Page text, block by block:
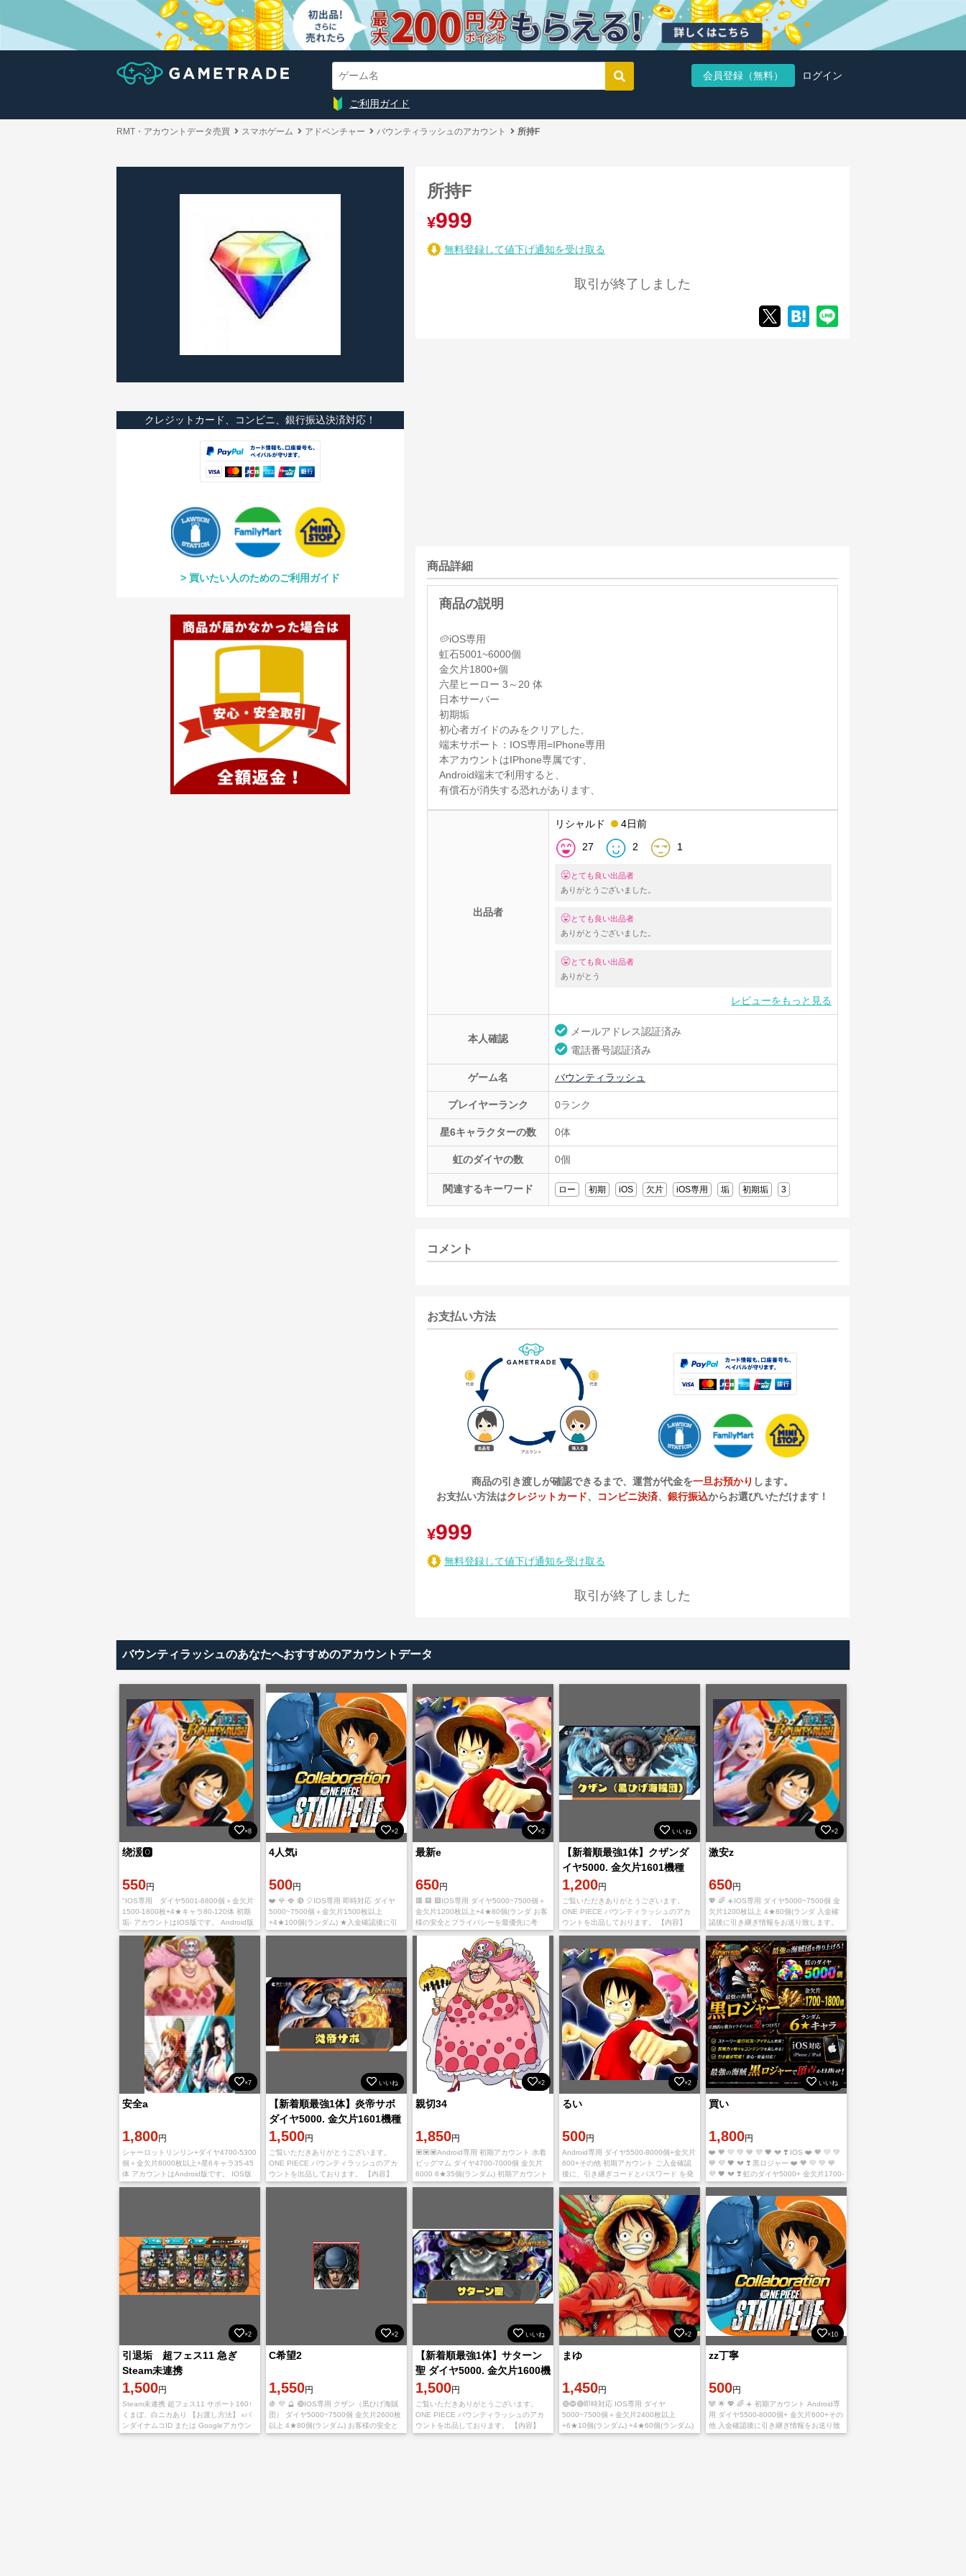
会員登録（無料） ログイン
ご利用ガイド
RMT・アカウントデータ売買 スマホゲーム アドベンチャー バウンティラッシュのアカウント 所持F
クレジットカード、コンビニ、銀行振込決済対応！
買いたい人のためのご利用ガイド
所持F
¥999
無料登録して値下げ通知を受け取る
取引が終了しました
商品詳細
🥔iOS専用
虹石5001~6000個
金欠片1800+個
六星ヒーロー 3～20 体
日本サーバー
初期垢
初心者ガイドのみをクリアした、
端末サポート：IOS専用=IPhone専用
本アカウントはIPhone専属です、
Android端末で利用すると、
有償石が消失する恐れがあります、
出品者
リシャルド 4日前
27 2 1
とても良い出品者
ありがとうございました。
とても良い出品者
ありがとうございました。
とても良い出品者
ありがとう
レビューをもっと見る
本人確認
メールアドレス認証済み
電話番号認証済み
ゲーム名 バウンティラッシュ
プレイヤーランク 0ランク
星6キャラクターの数 0体
虹のダイヤの数 0個
関連するキーワード ロー 初期 iOS 欠片 iOS専用 垢 初期垢 3
コメント
お支払い方法
商品の引き渡しが確認できるまで、運営が代金を一旦お預かり します。
お支払い方法はクレジットカード、 コンビニ決済、 銀行振込からお選びいただけます！
¥999
無料登録して値下げ通知を受け取る
取引が終了しました
バウンティラッシュのあなたへおすすめのアカウントデータ
×8
绕湲🅾️
550円
"IOS専用 ダイヤ5001-6800個＋金欠片
1500-1800枚+4★キャラ80-120体 初期
垢- アカウントはIOS版です。 Android版
でのご利用の場合、石が引き継ぎ時に消
滅します。ゲーム
×2
4人気i
500円
❤️ 🌹 🍓 🔴 🎈IOS専用 即時対応 ダイヤ
5000~7500個＋金欠片1500枚以上
+4★100個(ランダム) ★入金確認後に引
き継ぎ情報をお送り致します。 ご利用、
×2
最新e
650円
🟥 🟦 🟪IOS専用 ダイヤ5000~7500個＋
金欠片1200枚以上+4★80個(ランダ お客
様の安全とプライバシーを最優先に考
え、厳重なセキュリティ対策を実施しま
す。 お客様の信頼と安心を大切にし、
いいね
【新着順最強1体】クザンダ
イヤ5000. 金欠片1601機種
IOS
1,200円
ご覧いただきありがとうございます。
ONE PIECE バウンティラッシュのアカ
ウントを出品しております。 【内容】
IOS初期垢 クザン ダイヤ5000~6500個
×2
激安z
650円
💖 🌈 ☀️IOS専用 ダイヤ5000~7500個 金
欠片1200枚以上 4★80個(ランダ 入金確
認後に引き継ぎ情報をお送り致します。
ご利用、心よりお待ちしております。 多
少誤差がありますので予めご
×7
安全a
1,800円
シャーロットリンリン+ダイヤ4700-5300
個＋金欠片6000枚以上+星6キャラ35-45
体 アカウントはAndroid版です。 IOS版
でのご利用の場合、石が引き継ぎ時に消
いいね
【新着順最強1体】炎帝サボ
ダイヤ5000. 金欠片1601機種
IOS
1,500円
ご覧いただきありがとうございます。
ONE PIECE バウンティラッシュのアカ
ウントを出品しております。 【内容】
IOS初期垢 炎帝サボ ダイヤ5000~6500個
×2
親切34
1,850円
💟💟💟Android専用 初期アカウント 水着
ビッグマム ダイヤ4700-7000個 金欠片
6000 6★35個(ランダム) 初期アカウント
入金確認後に引き継ぎ情報をお送り致し
×2
るい
500円
Android専用 ダイヤ5500-8000個+金欠片
600+その他 初期アカウント ご入金確認
後に、引き継ぎコードとパスワード を発
送致します ご利用、心よりお待ちしてお
ります。 多少誤差がありま
いいね
買い
1,800円
❤️ 🧡 💛 💚 💙 💜 🖤 💔 ❣️ IOS ❤️ 🧡 💛 💚
💙 💜 🖤 💔 ❣️ 黒ロジャー ❤️ 🧡 💛 💚 💙
💜 🖤 💔 ❣️ 虹のダイヤ5000+ 金欠片1700-
1800 ランダム
×2
引退垢 超フェス11 急ぎ
Steam未連携
1,500円
Steam未連携 超フェス11 サポート160↑
くまぼ、白ニカあり 【お渡し方法】 ▫️バ
ンダイナムコID または Googleアカウン
トにてお渡しします。 ▫️捨てメールアドレ
×2
C希望2
1,550円
🍇 💜 🔮 🟣IOS専用 クザン（黒ひげ海賊
団） ダイヤ5000~7500個 金欠片2600枚
以上 4★80個(ランダム) お客様の安全と
プライバシーを最優先に考え、厳重なセ
いいね
【新着順最強1体】サターン
聖 ダイヤ5000. 金欠片1600機
種IOS
1,500円
ご覧いただきありがとうございます。
ONE PIECE バウンティラッシュのアカ
ウントを出品しております。 【内容】
IOS初期垢 サターン聖 ダイヤ5000~6500
×2
まゆ
1,450円
🟢🔵🟣即時対応 IOS専用 ダイヤ
5000~7500個＋金欠片2400枚以上
+6★10個(ランダム) +4★60個(ランダム)
🐄 യ🥛•₊˚ 📓♡❕*◞ 🛒 ˊˎ - 入金確認後に引き
×10
zz丁寧
500円
🐼 🌟 💖 🌈 ☀️ 初期アカウント Android専
用 ダイヤ5500-8000個+ 金欠片600+その
他 入金確認後に引き継ぎ情報をお送り致
します。 ご利用、心よりお待ちしており